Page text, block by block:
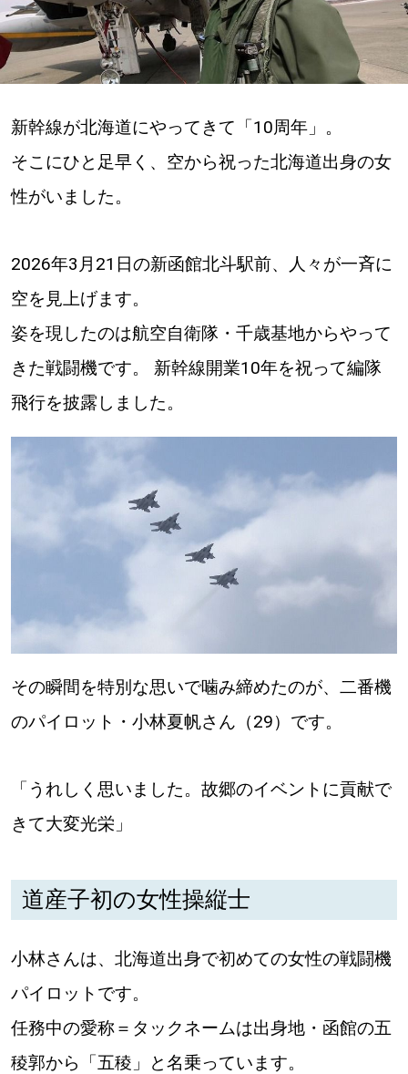
北海道で暮らす、あなたとつくる、
明日への”きっかけ”WEBマガジン
SitakkeTV
all
札幌
道東
KEYWORD
Sitakke編集部あい
【いろんな価値観や生き方に触れたい】
【まったり楽しみたい】
【暮らしの知恵を身につけたい】
【道央のお気に入りを見つけたい】
【道東のお気に入りを見つけたい】
新幹線が北海道にやってきて「10周年」。
そこにひと足早く、空から祝った北海道出身の女
性がいました。
2026年3月21日の新函館北斗駅前、人々が一斉に
空を見上げます。
姿を現したのは航空自衛隊・千歳基地からやって
きた戦闘機です。 新幹線開業10年を祝って編隊
飛行を披露しました。
その瞬間を特別な思いで噛み締めたのが、二番機
のパイロット・小林夏帆さん（29）です。
「うれしく思いました。故郷のイベントに貢献で
きて大変光栄」
道産子初の女性操縦士
小林さんは、北海道出身で初めての女性の戦闘機
パイロットです。
任務中の愛称＝タックネームは出身地・函館の五
稜郭から「五稜」と名乗っています。